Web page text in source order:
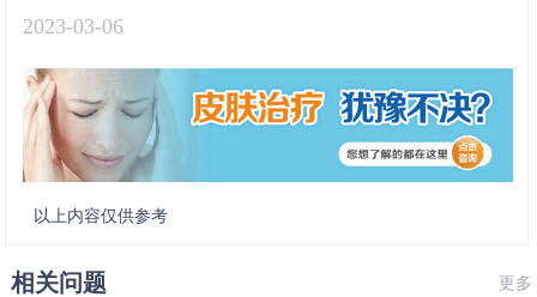
2023-03-06
以上内容仅供参考
相关问题 更多